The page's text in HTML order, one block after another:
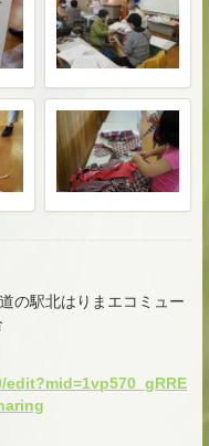
の駅北はりまエコミュー